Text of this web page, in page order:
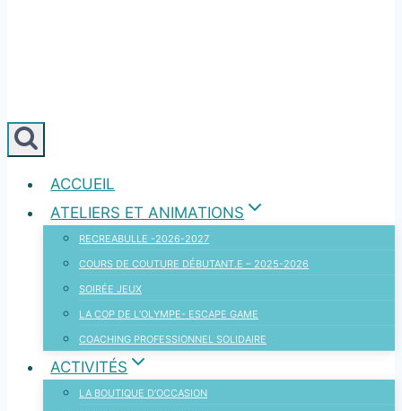
ACCUEIL
ATELIERS ET ANIMATIONS
RECREABULLE -2026-2027
COURS DE COUTURE DÉBUTANT.E – 2025-2026
SOIRÉE JEUX
LA COP DE L’OLYMPE- ESCAPE GAME
COACHING PROFESSIONNEL SOLIDAIRE
ACTIVITÉS
LA BOUTIQUE D’OCCASION